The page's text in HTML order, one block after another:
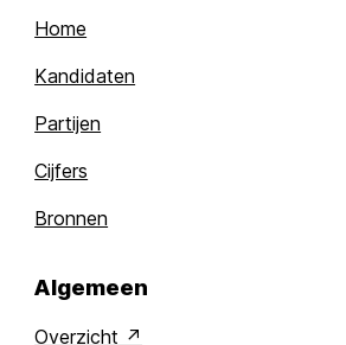
Home
Kandidaten
Partijen
Cijfers
Bronnen
Algemeen
Overzicht